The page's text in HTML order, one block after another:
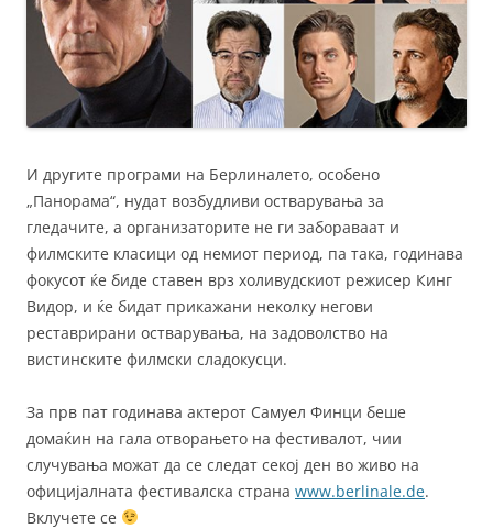
И другите програми на Берлиналето, особено
„Панорама“, нудат возбудливи остварувања за
гледачите, а организаторите не ги забораваат и
филмските класици од немиот период, па така, годинава
фокусот ќе биде ставен врз холивудскиот режисер Кинг
Видор, и ќе бидат прикажани неколку негови
реставрирани остварувања, на задоволство на
вистинските филмски сладокусци.
За прв пат годинава актерот Самуел Финци беше
домаќин на гала отворањето на фестивалот, чии
случувања можат да се следат секој ден во живо на
официјалната фестивалска страна www.berlinale.de.
Вклучете се